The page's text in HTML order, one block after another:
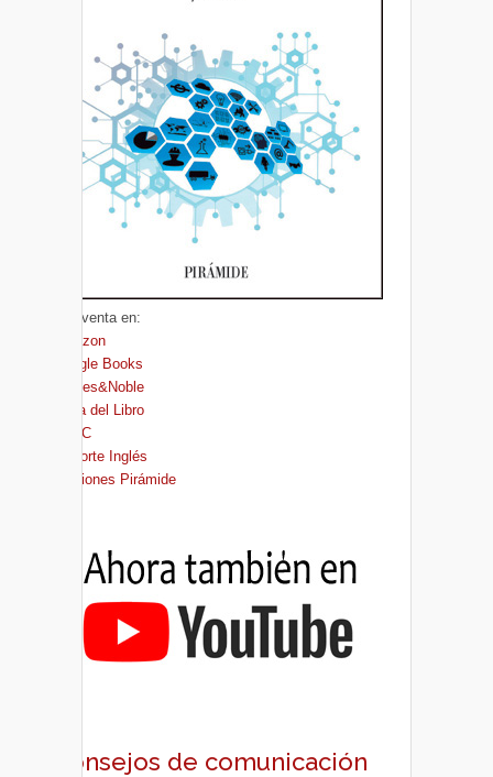
A la venta en:
Amazon
Google Books
Barnes&Noble
Casa del Libro
FNAC
El Corte Inglés
Ediciones Pirámide
Consejos de comunicación